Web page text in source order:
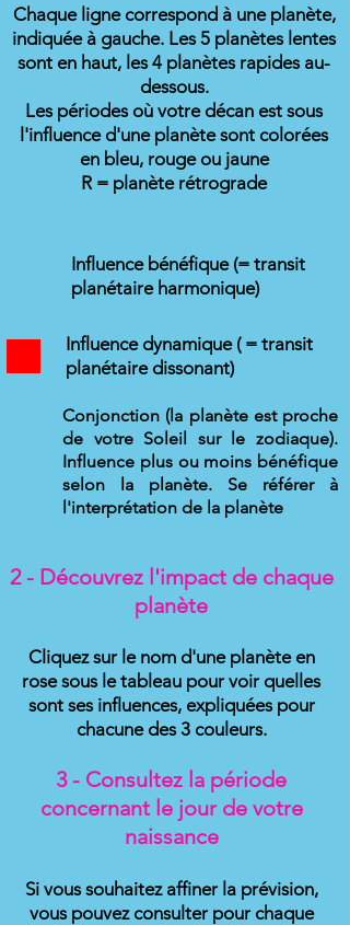
Chaque ligne correspond à une planète,
indiquée à gauche. Les 5 planètes lentes
sont en haut, les 4 planètes rapides au-
dessous.
Les périodes où votre décan est sous
l'influence d'une planète sont colorées
en bleu, rouge ou jaune
R = planète rétrograde
Influence bénéfique (= transit
planétaire harmonique)
Influence dynamique ( = transit
planétaire dissonant)
Conjonction (la planète est proche
de votre Soleil sur le zodiaque).
Influence plus ou moins bénéfique
selon la planète. Se référer à
l'interprétation de la planète
2 - Découvrez l'impact de chaque
planète
Cliquez sur le nom d'une planète en
rosesous le tableau pour voir quelles
sont ses influences, expliquées pour
chacune des 3 couleurs.
3 - Consultez la période
concernant le jour de votre
naissance
Si vous souhaitez affiner la prévision,
vous pouvez consulter pour chaque